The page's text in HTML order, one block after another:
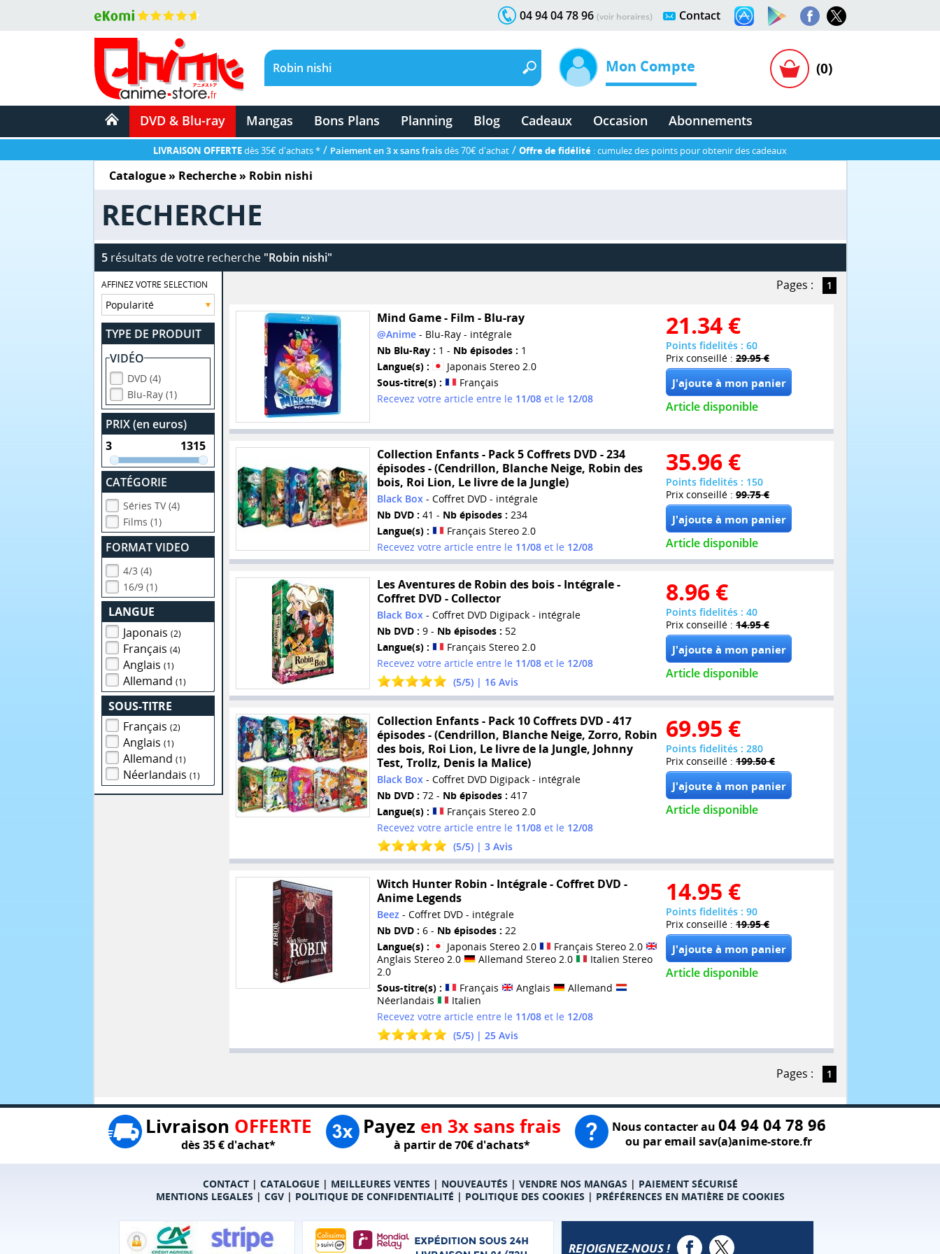
Contact
04 94 04 78 96 (voir horaires)
Mon Compte (0)
DVD & Blu-ray Mangas Bons Plans Planning Blog Cadeaux Occasion Abonnements
LIVRAISON OFFERTEdès 35€ d'achats * / Paiement en 3 x sans fraisdès 70€ d'achat / Offre de fidélité : cumulez des points pour obtenir des cadeaux
Catalogue» Recherche » Robin nishi
RECHERCHE
5résultats de votre recherche "Robin nishi"
AFFINEZ VOTRE SELECTION
TYPE DE PRODUIT
VIDÉO
DVD (4)
Blu-Ray (1)
PRIX (en euros)
CATÉGORIE
Séries TV (4)
Films (1)
FORMAT VIDEO
4/3 (4)
16/9 (1)
LANGUE
Japonais(2)
Français(4)
Anglais(1)
Allemand(1)
SOUS-TITRE
Français(2)
Anglais(1)
Allemand(1)
Néerlandais(1)
Pages : 1
Mind Game - Film - Blu-ray
@Anime- Blu-Ray - intégrale
Nb Blu-Ray : 1 - Nb épisodes : 1
Langue(s) :
Japonais Stereo 2.0
Sous-titre(s) :
Français
Recevez votre article entre le 11/08et le 12/08
21.34 €
Points fidelités : 60
Prix conseillé : 29.95 €
Article disponible
Collection Enfants - Pack 5 Coffrets DVD - 234
épisodes - (Cendrillon, Blanche Neige, Robin des
bois, Roi Lion, Le livre de la Jungle)
Black Box - Coffret DVD - intégrale
Nb DVD : 41 - Nb épisodes : 234
Langue(s) :
Français Stereo 2.0
Recevez votre article entre le 11/08et le 12/08
35.96 €
Points fidelités : 150
Prix conseillé : 99.75 €
Article disponible
Les Aventures de Robin des bois - Intégrale -
Coffret DVD - Collector
Black Box- Coffret DVD Digipack - intégrale
Nb DVD : 9 - Nb épisodes : 52
Langue(s) :
Français Stereo 2.0
Recevez votre article entre le 11/08et le 12/08
(5/5) | 16Avis
8.96 €
Points fidelités : 40
Prix conseillé : 14.95 €
Article disponible
Collection Enfants - Pack 10 Coffrets DVD - 417
épisodes - (Cendrillon, Blanche Neige, Zorro, Robin
des bois, Roi Lion, Le livre de la Jungle, Johnny
Test, Trollz, Denis la Malice)
Black Box - Coffret DVD Digipack - intégrale
Nb DVD : 72 - Nb épisodes : 417
Langue(s) :
Français Stereo 2.0
Recevez votre article entre le 11/08et le 12/08
(5/5) | 3Avis
69.95 €
Points fidelités : 280
Prix conseillé : 199.50 €
Article disponible
Witch Hunter Robin - Intégrale - Coffret DVD -
Anime Legends
Beez- Coffret DVD - intégrale
Nb DVD : 6 - Nb épisodes : 22
Langue(s) :
Japonais Stereo 2.0
Français Stereo 2.0
Anglais Stereo 2.0
Allemand Stereo 2.0
Italien Stereo
2.0
Sous-titre(s) :
Français Anglais
Allemand
Néerlandais
Italien
Recevez votre article entre le 11/08et le 12/08
(5/5) | 25Avis
14.95 €
Points fidelités : 90
Prix conseillé : 19.95 €
Article disponible
Pages : 1
Livraison OFFERTE
dès 35 € d'achat*
Payez en 3x sans frais
à partir de 70€ d'achats*
Nous contacter au 04 94 04 78 96
ou par email sav(a)anime-store.fr
CONTACT| CATALOGUE | MEILLEURES VENTES | NOUVEAUTÉS | VENDRE NOS MANGAS | PAIEMENT SÉCURISÉ
MENTIONS LEGALES | CGV| POLITIQUE DE CONFIDENTIALITÉ | POLITIQUE DES COOKIES | PRÉFÉRENCES EN MATIÈRE DE COOKIES
REJOIGNEZ-NOUS !